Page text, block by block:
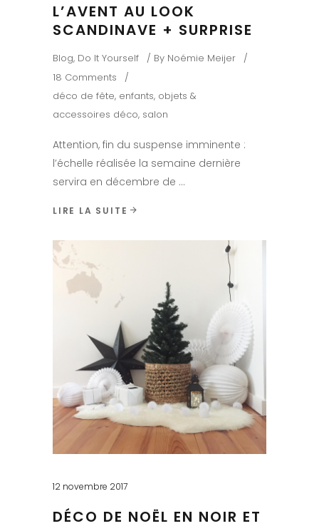
L’AVENT AU LOOK
SCANDINAVE + SURPRISE
Blog, Do It Yourself By Noémie Meijer
18 Comments
déco de fête, enfants, objets &
accessoires déco, salon
Attention, fin du suspense imminente :
l’échelle réalisée la semaine dernière
servira en décembre de
LIRE LA SUITE
12 novembre 2017
DÉCO DE NOËL EN NOIR ET